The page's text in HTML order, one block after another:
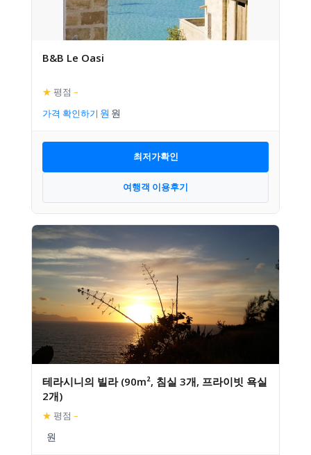
B&B Le Oasi
★ 평점 –
가격 확인하기
최저가확인
여행객 이용후기
테라시니의 빌라 (90m², 침실 3개, 프라이빗 욕실
2개)
★ 평점 –